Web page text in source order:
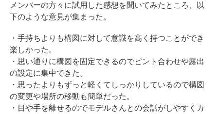
メンバーの方々に試用した感想を聞いてみたところ、以
下のような意見が集まった。
・手持ちよりも構図に対して意識を高く持つことができ
楽しかった。
・思い通りに構図を固定できるのでピント合わせや露出
の設定に集中できた。
・思ったよりもずっと軽くてしっかりしているので構図
の変更や場所の移動も簡単だった。
・目や手を離せるのでモデルさんとの会話がしやすくカ